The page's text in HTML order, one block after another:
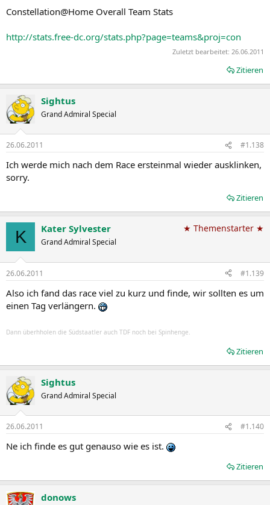
Constellation@Home Overall Team Stats
http://stats.free-dc.org/stats.php?page=teams&proj=con
Zuletzt bearbeitet: 26.06.2011
Zitieren
Sightus
Grand Admiral Special
26.06.2011 #1.138
Ich werde mich nach dem Race ersteinmal wieder ausklinken,
sorry.
Zitieren
K Kater Sylvester
Grand Admiral Special
★ Themenstarter ★
26.06.2011 #1.139
Also ich fand das race viel zu kurz und finde, wir sollten es um
einen Tag verlängern.
Dann überhholen die Südstaatler auch TDF noch bei Spinhenge.
Zitieren
Sightus
Grand Admiral Special
26.06.2011 #1.140
Ne ich finde es gut genauso wie es ist.
Zitieren
donows